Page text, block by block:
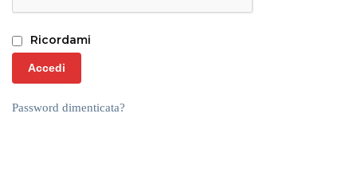
Ricordami
Accedi
Password dimenticata?